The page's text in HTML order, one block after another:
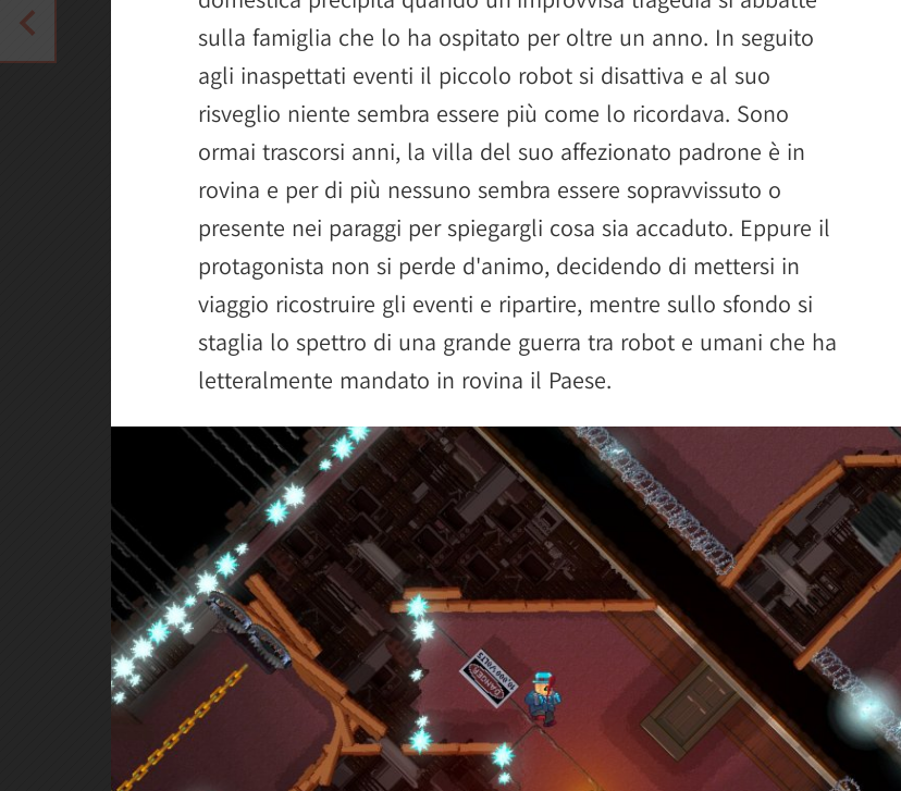
sulla famiglia che lo ha ospitato per oltre un anno. In seguito
agli inaspettati eventi il piccolo robot si disattiva e al suo
risveglio niente sembra essere più come lo ricordava. Sono
ormai trascorsi anni, la villa del suo affezionato padrone è in
rovina e per di più nessuno sembra essere sopravvissuto o
presente nei paraggi per spiegargli cosa sia accaduto. Eppure il
protagonista non si perde d'animo, decidendo di mettersi in
viaggio ricostruire gli eventi e ripartire, mentre sullo sfondo si
staglia lo spettro di una grande guerra tra robot e umani che ha
letteralmente mandato in rovina il Paese.